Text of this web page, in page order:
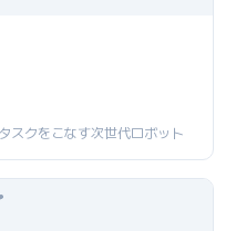
スクをこなす次世代ロボット